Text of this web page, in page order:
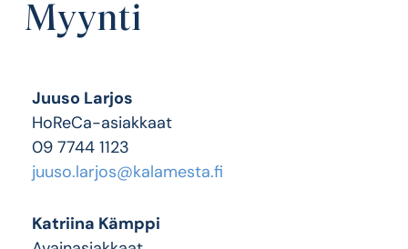
Myynti
Katriina Kämppi
Juuso Larjos
HoReCa-asiakkaat
09 7744 1123
juuso.larjos@kalamesta.fi